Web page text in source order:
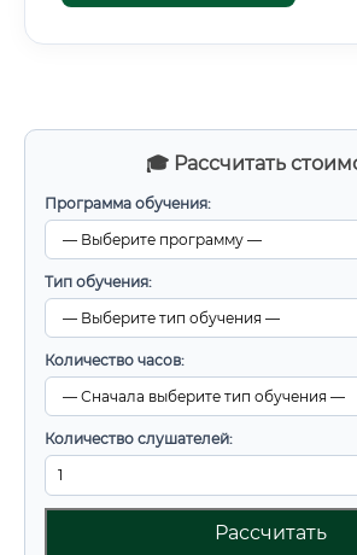
🎓 Рассчитать
Программа обучения:
Тип обучения:
Количество часов:
Количество слушателей:
Рассчитать